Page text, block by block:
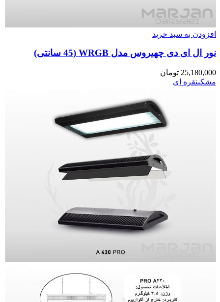
افزودن به سبد خرید
نور ال ای دی چهیروس مدل WRGB (45 سانتی)
25,180,000 تومان
مشکینقره ای